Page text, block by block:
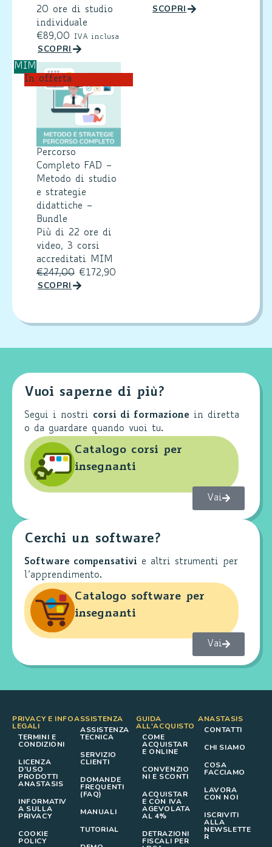
20 ore di studio
individuale
€89,00 IVA inclusa
SCOPRI
SCOPRI
Percorso
Completo FAD –
Metodo di studio
e strategie
didattiche –
Bundle
Più di 22 ore di
video, 3 corsi
accreditati MIM
€247,00 € 172,90
SCOPRI
MIM
In offerta
Vuoi saperne di più?
Segui i nostri corsi di formazione in diretta
o da guardare quando vuoi tu.
Catalogo corsi per
insegnanti
Vai
Cerchi un software?
Software compensativi e altri strumenti per
l’apprendimento.
Catalogo software per
insegnanti
Vai
PRIVACY E INFO
LEGALI
TERMINI E
CONDIZIONI
LICENZA
D’USO
PRODOTTI
ANASTASIS
INFORMATIV
A SULLA
PRIVACY
COOKIE
POLICY
ASSISTENZA
ASSISTENZA
TECNICA
SERVIZIO
CLIENTI
DOMANDE
FREQUENTI
(FAQ)
MANUALI
TUTORIAL
GUIDA
ALL'ACQUISTO
COME
ACQUISTAR
E ONLINE
CONVENZIO
NI E SCONTI
ACQUISTAR
E CON IVA
AGEVOLATA
AL 4%
DETRAZIONI
FISCALI PER
ANASTASIS
CONTATTI
CHI SIAMO
COSA
FACCIAMO
LAVORA
CON NOI
ISCRIVITI
ALLA
NEWSLETTE
R